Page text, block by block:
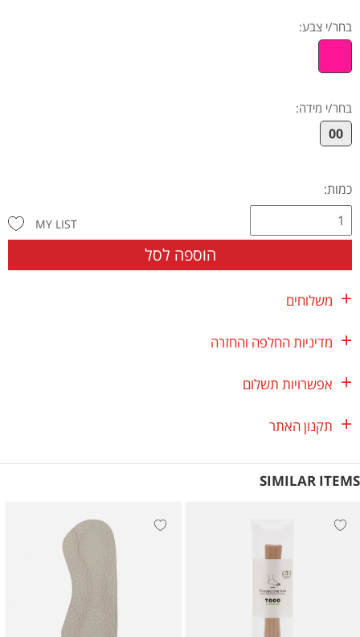
בחר/י צבע:
בחר/י מידה:
00
כמות:
הוספה לסל
MY LIST
משלוחים
מדיניות החלפה והחזרה
אפשרויות תשלום
תקנון האתר
SIMILAR ITEMS